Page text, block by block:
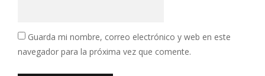
Guarda mi nombre, correo electrónico y web en este
navegador para la próxima vez que comente.